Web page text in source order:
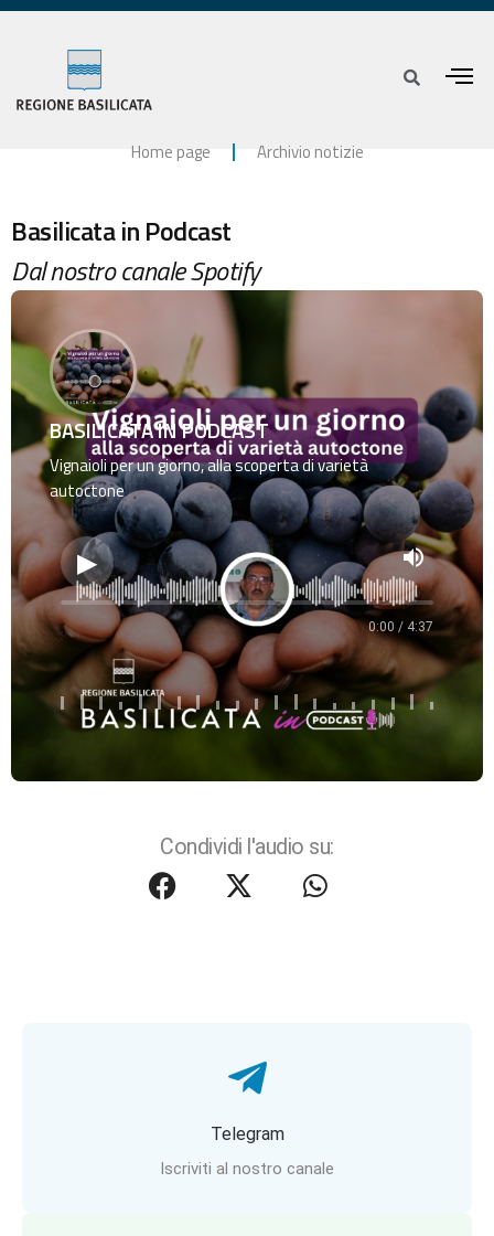
Home page Archivio notizie
Basilicata in Podcast
Dal nostro canale Spotify
BASILICATA IN PODCAST
Vignaioli per un giorno, alla scoperta di varietà
autoctone
volume_up
0:00 / 4:37
Condividi l'audio su:
Telegram
Iscriviti al nostro canale